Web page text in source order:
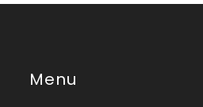
Menu